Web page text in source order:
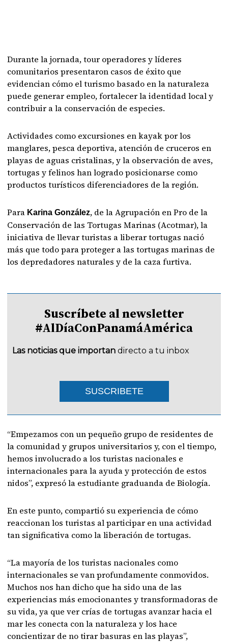
Durante la jornada, tour operadores y líderes
comunitarios presentaron casos de éxito que
evidencian cómo el turismo basado en la naturaleza
puede generar empleo, fortalecer la identidad local y
contribuir a la conservación de especies.
Actividades como excursiones en kayak por los
manglares, pesca deportiva, atención de cruceros en
playas de aguas cristalinas, y la observación de aves,
tortugas y felinos han logrado posicionarse como
productos turísticos diferenciadores de la región.
Para Karina González, de la Agrupación en Pro de la
Conservación de las Tortugas Marinas (Acotmar), la
iniciativa de llevar turistas a liberar tortugas nació
más que todo para proteger a las tortugas marinas de
los depredadores naturales y de la caza furtiva.
Suscríbete al newsletter
#AlDíaConPanamáAmérica
Las noticias que importan directo a tu inbox
SUSCRIBETE
“Empezamos con un pequeño grupo de residentes de
la comunidad y grupos universitarios y, con el tiempo,
hemos involucrado a los turistas nacionales e
internacionales para la ayuda y protección de estos
nidos”, expresó la estudiante graduanda de Biología.
En este punto, compartió su experiencia de cómo
reaccionan los turistas al participar en una actividad
tan significativa como la liberación de tortugas.
“La mayoría de los turistas nacionales como
internacionales se van profundamente conmovidos.
Muchos nos han dicho que ha sido una de las
experiencias más emocionantes y transformadoras de
su vida, ya que ver crías de tortugas avanzar hacia el
mar les conecta con la naturaleza y los hace
concientizar de no tirar basuras en las playas”,